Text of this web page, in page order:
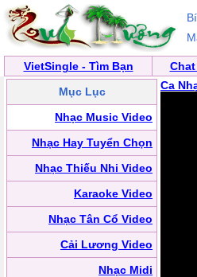
VietSingle - Tìm Bạn
Mục Lục
Nhạc Music Video
Nhạc Hay Tuyển Chọn
Nhạc Thiếu Nhi Video
Karaoke Video
Nhạc Tân Cổ Video
Cải Lương Video
Nhạc Midi
Ca